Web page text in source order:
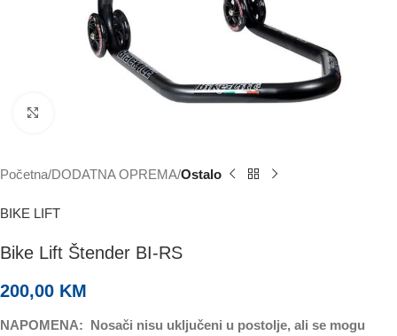
Početna DODATNA OPREMA Ostalo
BIKE LIFT
Bike Lift Štender BI-RS
200,00 KM
NAPOMENA: Nosači nisu uključeni u postolje, ali se mogu